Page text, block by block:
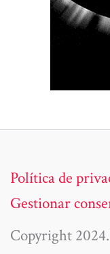
Política de
Gestionar
Copyright